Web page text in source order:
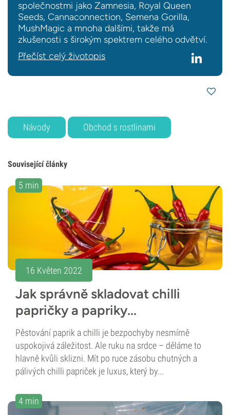
společnostmi jako Zamnesia, Royal Queen
Seeds, Cannaconnection, Semena Gorilla,
MushMagic a mnoha dalšími, takže má
zkušenosti s širokým spektrem celého odvětví.
Přečíst celý životopis
Návody Obchod s rostlinami
Související články
5 min
16 Květen 2022
Jak správně skladovat chilli
papričky a papriky...
Pěstování paprik a chilli je bezpochyby nesmírně
uspokojivá záležitost. Ale ruku na srdce – děláme to
hlavně kvůli sklizni. Mít po ruce zásobu chutných a
pálivých chilli papriček je luxus, který by...
4 min